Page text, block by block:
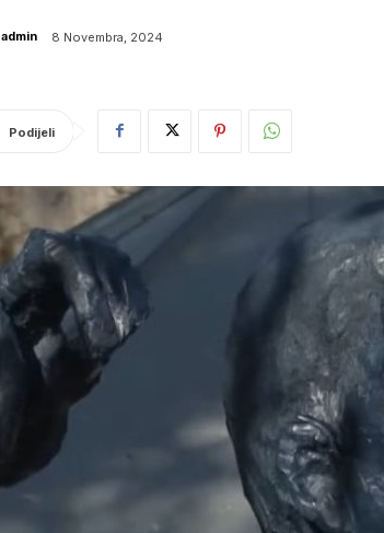
admin 8 Novembra, 2024
Podijeli